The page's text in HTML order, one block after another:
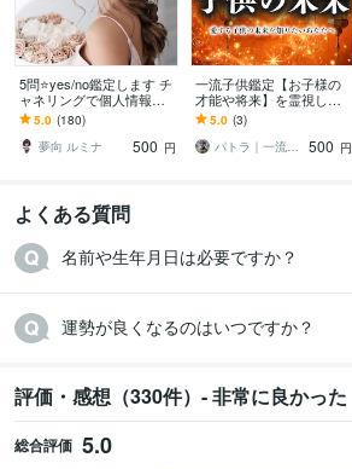
5問⭐yes/no鑑定します チ
ャネリングで個人情報不
要で視ます♪
5.0 (180)
夢向 ルミナ
500 円
一流子供鑑定【お子様の
才能や将来】を霊視しま
す お子様の気持ちや適職
などを占い、未来の可能
性を最大限に広げる
5.0 (3)
パトラ｜一流の霊視鑑定
500 円
よくある質問
名前や生年月日は必要ですか？
運勢が良くなるのはいつですか？
評価・感想（330件）- 非常に良かった
総合評価 5.0